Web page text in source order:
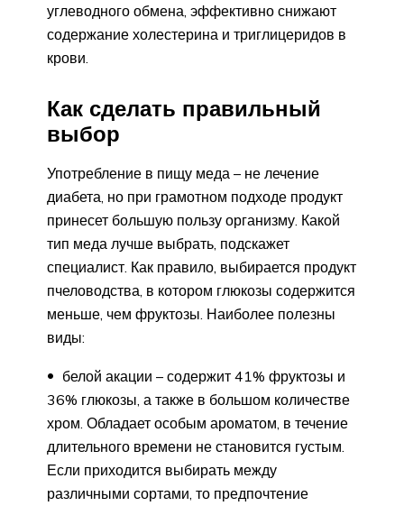
углеводного обмена, эффективно снижают
содержание холестерина и триглицеридов в
крови.
Как сделать правильный
выбор
Употребление в пищу меда – не лечение
диабета, но при грамотном подходе продукт
принесет большую пользу организму. Какой
тип меда лучше выбрать, подскажет
специалист. Как правило, выбирается продукт
пчеловодства, в котором глюкозы содержится
меньше, чем фруктозы. Наиболее полезны
виды:
белой акации – содержит 41% фруктозы и
36% глюкозы, а также в большом количестве
хром. Обладает особым ароматом, в течение
длительного времени не становится густым.
Если приходится выбирать между
различными сортами, то предпочтение